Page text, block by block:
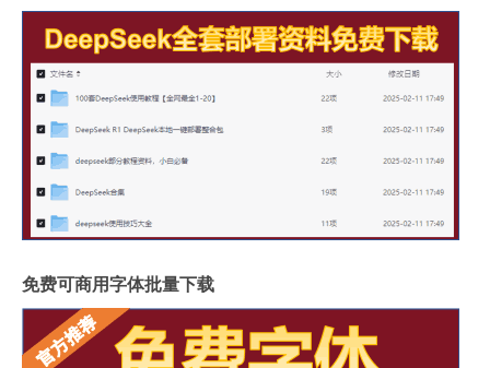
免费可商用字体批量下载